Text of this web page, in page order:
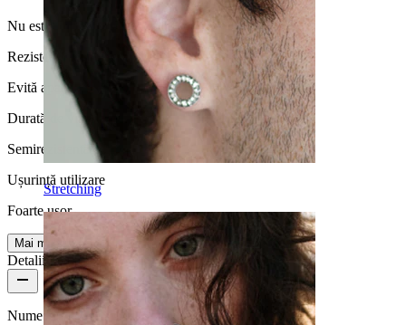
Stretching
Nu este pentru piele sensibilă
Rezistență la apă
Evită apa
Durată de viață
Semirezistentă
Ușurință utilizare
Foarte ușor
Mai multe
Detalii produs
Nume:Barbell industrial cu lanț de perle